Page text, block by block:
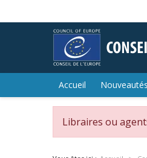
Accueil Nouveautés
Libraires ou